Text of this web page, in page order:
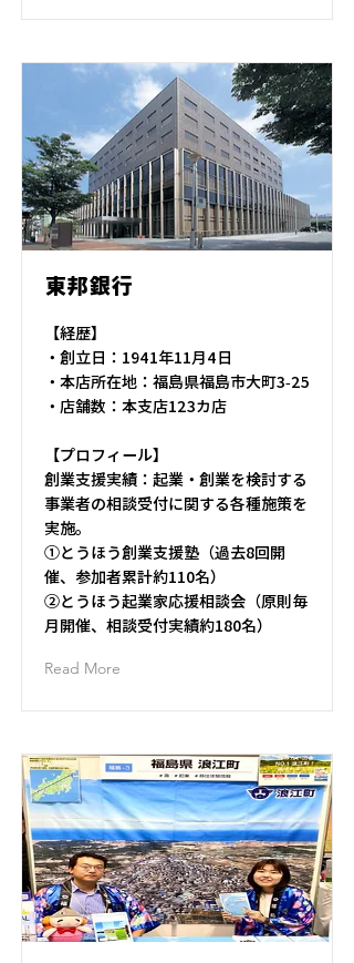
東邦銀行
【経歴】
・創立日：1941年11月4日
・本店所在地：福島県福島市大町3-25
・店舗数：本支店123カ店​
【プロフィール】
創業支援実績：起業・創業を検討する
事業者の相談受付に関する各種施策を
実施。
①とうほう創業支援塾（過去8回開
催、参加者累計約110名）
②とうほう起業家応援相談会（原則毎
月開催、相談受付実績約180名）
Read More